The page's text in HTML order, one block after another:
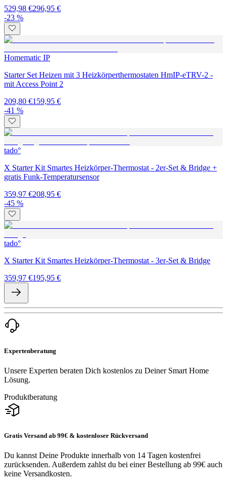
529,98 €296,95 €
-23 %
Homematic IP
Starter Set Heizen mit 3 Heizkörperthermostaten HmIP-eTRV-2 -
mit Access Point 2
209,80 €159,95 €
-41 %
tado°
X Starter Kit Smartes Heizkörper-Thermostat - 2er-Set & Bridge +
gratis Funk-Temperatursensor
359,97 €208,95 €
-45 %
tado°
X Starter Kit Smartes Heizkörper-Thermostat - 3er-Set & Bridge
359,97 €195,95 €
Expertenberatung
Unsere Experten beraten Dich kostenlos zu Deiner Smart Home
Lösung.
Produktberatung
Gratis Versand ab 99€ & kostenloser Rückversand
Du kannst Deine Produkte innerhalb von 14 Tagen kostenfrei
zurücksenden. Außerdem zahlst du bei einer Bestellung ab 99€ auch
keine Versandkosten.